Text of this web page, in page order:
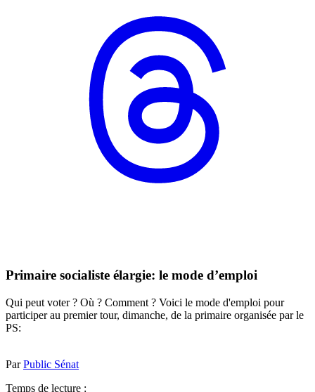
Primaire socialiste élargie: le mode d’emploi
Qui peut voter ? Où ? Comment ? Voici le mode d'emploi pour
participer au premier tour, dimanche, de la primaire organisée par le
PS:
ParPublic Sénat
Temps de lecture :